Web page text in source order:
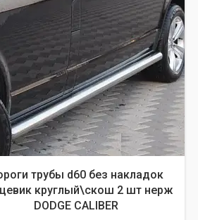
трубы d60 без накладок
круглый\скош 2 шт нерж
DODGE CALIBER